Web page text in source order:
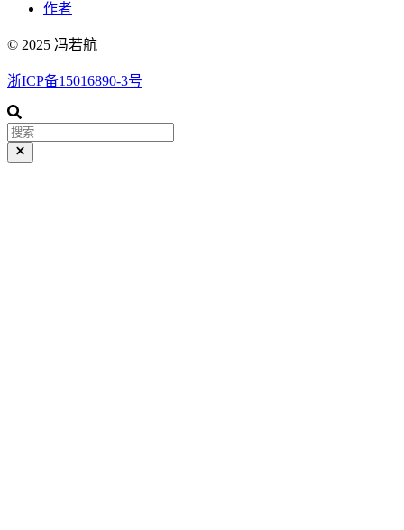
作者
© 2025 冯若航
浙ICP备15016890-3号